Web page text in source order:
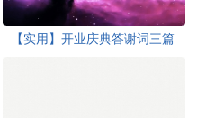
【实用】开业庆典答谢词三篇